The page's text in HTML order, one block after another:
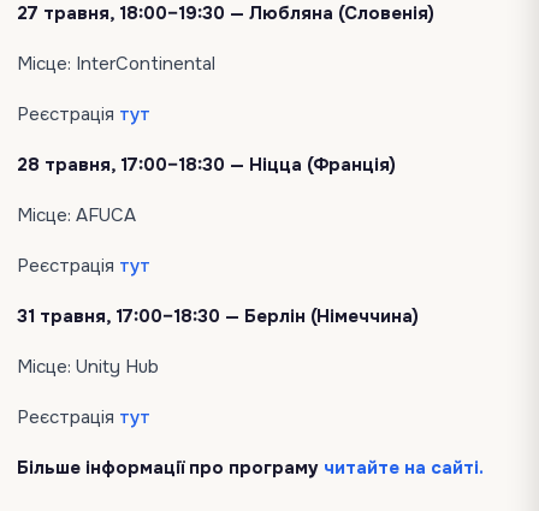
27 травня, 18:00–19:30 — Любляна (Словенія)
Місце: InterContinental
Реєстрація тут
28 травня, 17:00–18:30 — Ніцца (Франція)
Місце: AFUCA
Реєстрація тут
31 травня, 17:00–18:30 — Берлін (Німеччина)
Місце: Unity Hub
Реєстрація тут
Більше інформації про програму читайте на сайті.